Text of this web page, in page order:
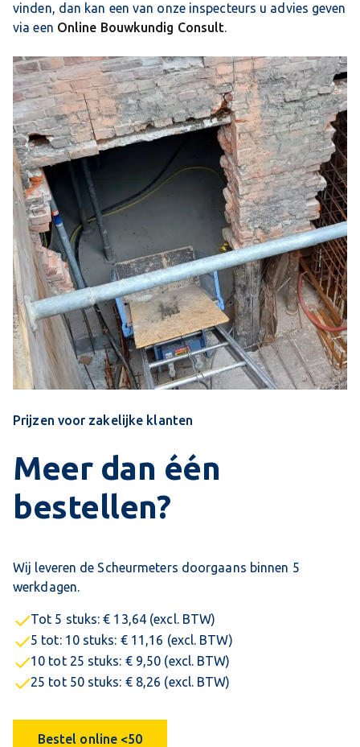
vinden, dan kan een van onze inspecteurs u advies geven
via een Online Bouwkundig Consult.
Prijzen voor zakelijke klanten
Meer dan één
bestellen?
Wij leveren de Scheurmeters doorgaans binnen 5
werkdagen.
Tot 5 stuks: € 13,64 (excl. BTW)
5 tot: 10 stuks: € 11,16 (excl. BTW)
10 tot 25 stuks: € 9,50 (excl. BTW)
25 tot 50 stuks: € 8,26 (excl. BTW)
Bestel online <50